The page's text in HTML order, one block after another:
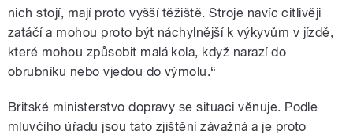
nich stojí, mají proto vyšší těžiště. Stroje navíc citlivěji
zatáčí a mohou proto být náchylnější k výkyvům v jízdě,
které mohou způsobit malá kola, když narazí do
obrubníku nebo vjedou do výmolu.“
Britské ministerstvo dopravy se situaci věnuje. Podle
mluvčího úřadu jsou tato zjištění závažná a je proto